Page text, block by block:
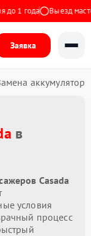
1 года Выезд
Заявка
аккумулятора
в
Casada
условия
процесс